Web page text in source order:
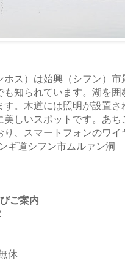
ホス）は始興（シフン）
も知られています。湖を
す。木道には照明が設置
美しいスポットです。あ
り、スマートフォンのワ
ギ道シフン市ムルァン洞
ご案内
休